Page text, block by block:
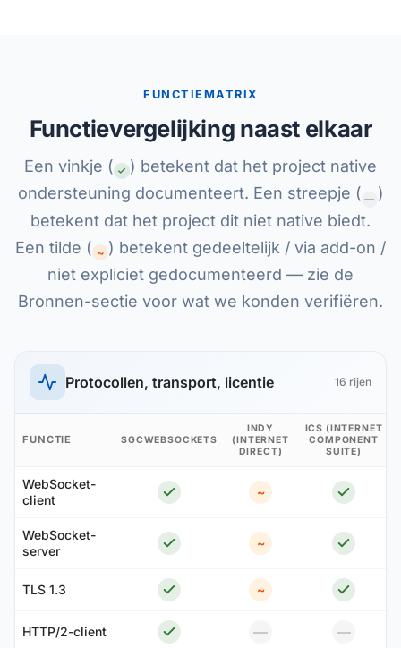
FUNCTIEMATRIX
Functievergelijking naast elkaar
Een vinkje (
) betekent dat het project native
ondersteuning documenteert. Een streepje ( — )
betekent dat het project dit niet native biedt.
Een tilde ( ~ ) betekent gedeeltelijk / via add-on /
niet expliciet gedocumenteerd — zie de
Bronnen-sectie voor wat we konden verifiëren.
Protocollen, transport, licentie 16 rijen
FUNCTIE SGCWEBSOCKETS
INDY
(INTERNET
DIRECT)
ICS (INTERNET
COMPONENT
SUITE)
WebSocket-
client
~
WebSocket-
server
~
TLS 1.3 ~
HTTP/2-client — —